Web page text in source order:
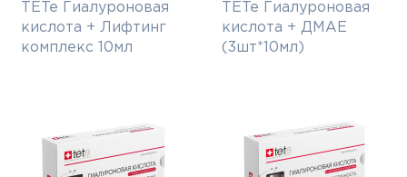
TETe Гиалуроновая
кислота + Лифтинг
комплекс 10мл
TETe Гиалуроновая
кислота + ДМАЕ
(3шт*10мл)